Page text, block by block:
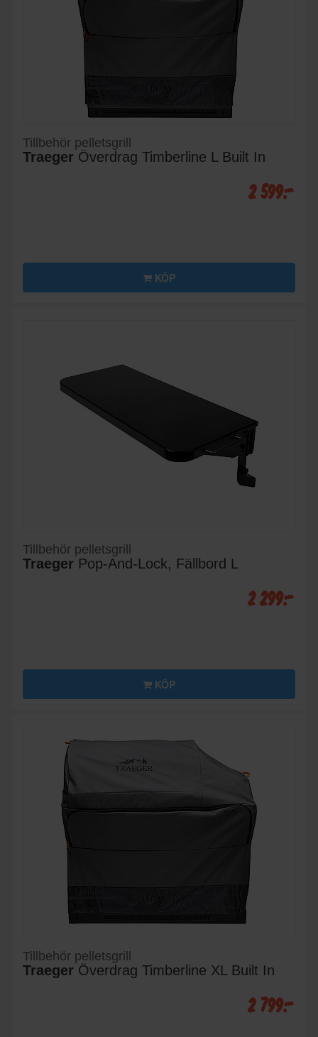
Tillbehör pelletsgrill
Traeger Överdrag Timberline L Built In
2 599:-
KÖP
Tillbehör pelletsgrill
Traeger Pop-And-Lock, Fällbord L
2 299:-
KÖP
Tillbehör pelletsgrill
Traeger Överdrag Timberline XL Built In
2 799:-